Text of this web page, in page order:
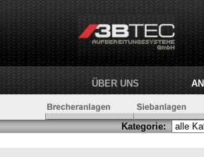
ÜBER UNS
Kategorie: